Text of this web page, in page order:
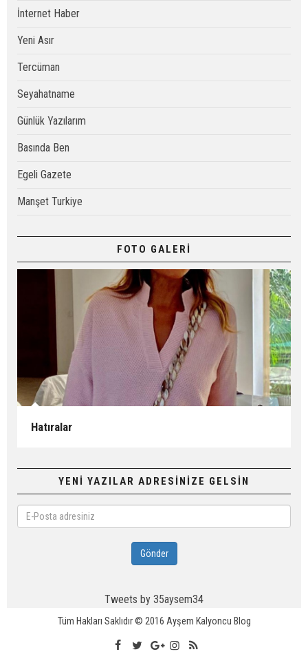
İnternet Haber
Yeni Asır
Tercüman
Seyahatname
Günlük Yazılarım
Basında Ben
Egeli Gazete
Manşet Turkiye
FOTO GALERİ
Hatıralar
YENİ YAZILAR ADRESİNİZE GELSİN
Posta
adresiniz
Gönder
Tweets by 35aysem34
Tüm Hakları Saklıdır © 2016 Ayşem Kalyoncu Blog